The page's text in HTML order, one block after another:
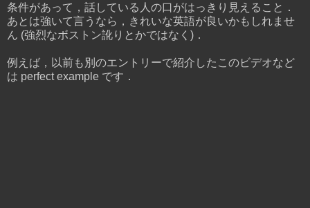
条件があって，話している人の口がはっきり見えること．
あとは強いて言うなら，きれいな英語が良いかもしれませ
ん (強烈なボストン訛りとかではなく)．
例えば，以前も別のエントリーで紹介したこのビデオなど
は perfect example です．